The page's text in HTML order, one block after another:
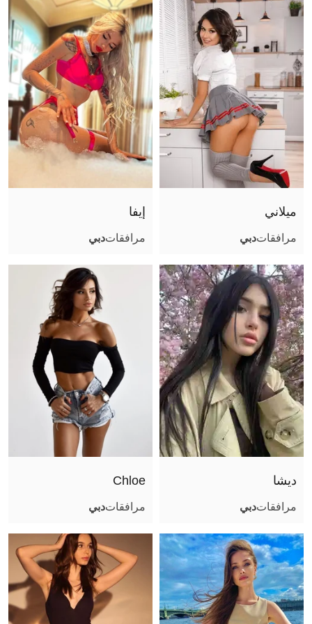
ميلاني
مرافقاتدبي
إيفا
مرافقاتدبي
ديشا
مرافقاتدبي
Сhloe
مرافقاتدبي
حجم الصدر
موثقة